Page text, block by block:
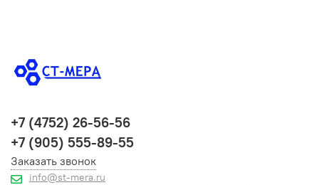
+7 (4752) 26-56-56
+7 (905) 555-89-55
Заказать звонок
info@st-mera.ru